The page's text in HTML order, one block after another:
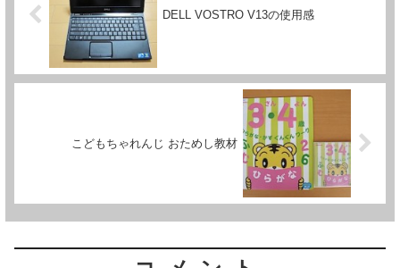
DELL VOSTRO V13の使用感
こどもちゃれんじ おためし教材